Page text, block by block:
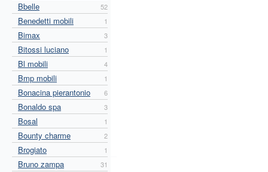
Bbelle 52
Benedetti mobili 1
Bimax 3
Bitossi luciano 1
Bl mobili 4
Bmp mobili 1
Bonacina pierantonio 6
Bonaldo spa 3
Bosal 1
Bounty charme 2
Brogiato 1
Bruno zampa 31